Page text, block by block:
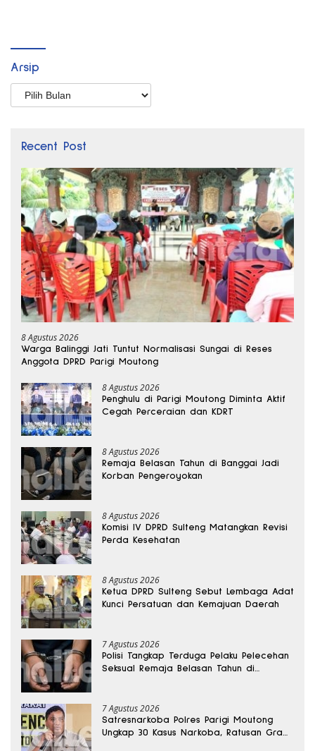
Arsip
Arsip
Recent Post
8 Agustus 2026
Warga Balinggi Jati Tuntut Normalisasi Sungai di Reses
Anggota DPRD Parigi Moutong
8 Agustus 2026
Penghulu di Parigi Moutong Diminta Aktif
Cegah Perceraian dan KDRT
8 Agustus 2026
Remaja Belasan Tahun di Banggai Jadi
Korban Pengeroyokan
8 Agustus 2026
Komisi IV DPRD Sulteng Matangkan Revisi
Perda Kesehatan
8 Agustus 2026
Ketua DPRD Sulteng Sebut Lembaga Adat
Kunci Persatuan dan Kemajuan Daerah
7 Agustus 2026
Polisi Tangkap Terduga Pelaku Pelecehan
Seksual Remaja Belasan Tahun di
7 Agustus 2026
Satresnarkoba Polres Parigi Moutong
Ungkap 30 Kasus Narkoba, Ratusan Gram